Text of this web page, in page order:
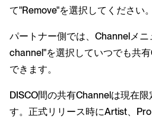
て"Remove"を選択してください。
パートナー側では、Channelメ
channel"を選択していつでも共
できます。
DISCO間の共有Channelは現在
す。正式リリース時にArtist、